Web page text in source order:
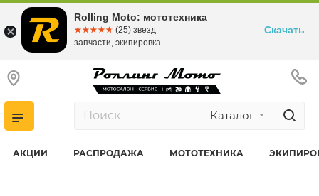
Каталог
АКЦИИ РАСПРОДАЖА МОТОТЕХНИКА
Rolling Moto: мототехника
☆☆☆☆☆
★★★★★ (25) звезд
запчасти, экипировка
Скачать